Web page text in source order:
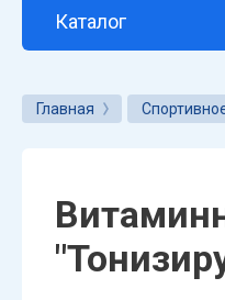
Спортивное питание
По родному краю
Каталог
Главная